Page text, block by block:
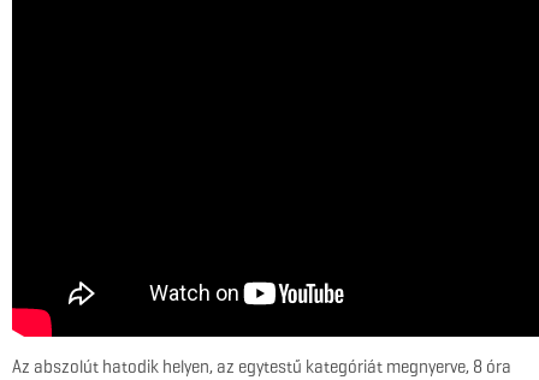
Az abszolút hatodik helyen, az egytestű kategóriát megnyerve, 8 óra